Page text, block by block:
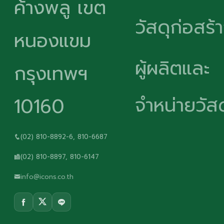
ค้างพลู เขต
หนองแขม
กรุงเทพฯ
10160
(02) 810-8892-6, 810-6687
(02) 810-8897, 810-6147
info@icons.co.th
วัสดุก่อสร้
ผู้ผลิตและ
จำหน่ายวั